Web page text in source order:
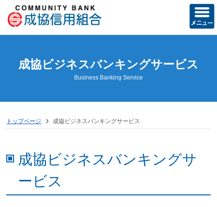
当組合の概要
店舗のご案内
成協ビジネスバンキングサービス
Business Banking Service
トップページ 成協ビジネスバンキングサービス
成協ビジネスバンキングサ
ービス